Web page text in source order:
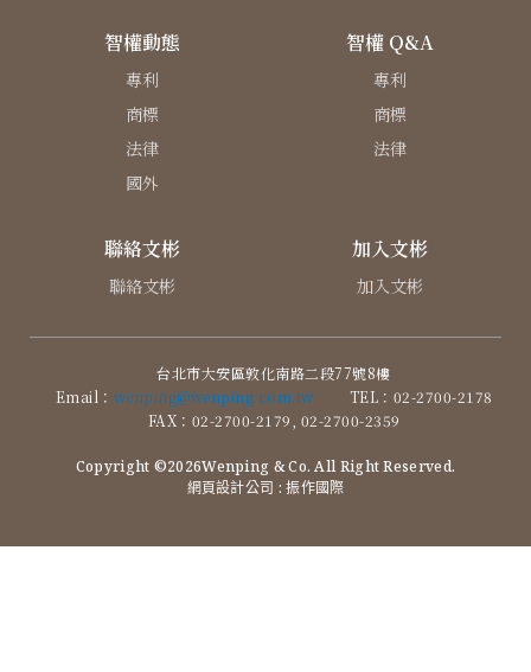
智權動態
專利
商標
法律
國外
智權 Q&A
專利
商標
法律
聯絡文彬
聯絡文彬
加入文彬
加入文彬
台北市大安區敦化南路二段77號8樓
Email： wenping@wenping.com.tw
TEL：02-2700-2178
FAX：02-2700-2179, 02-2700-2359
Copyright ©2026Wenping & Co. All Right Reserved.
網頁設計公司 : 振作國際